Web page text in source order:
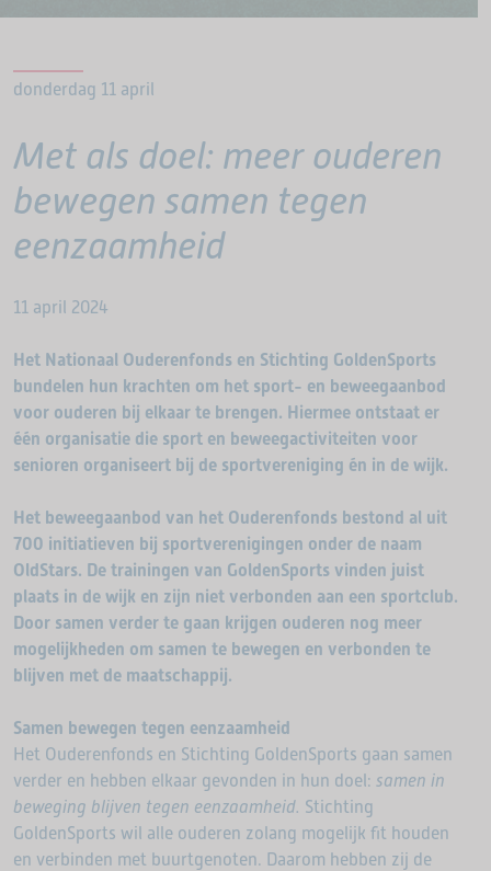
donderdag 11 april
Met als doel: meer ouderen
bewegen samen tegen
eenzaamheid
11 april 2024
Het Nationaal Ouderenfonds en Stichting GoldenSports
bundelen hun krachten om het sport- en beweegaanbod
voor ouderen bij elkaar te brengen. Hiermee ontstaat er
één organisatie die sport en beweegactiviteiten voor
senioren organiseert bij de sportvereniging én in de wijk.
Het beweegaanbod van het Ouderenfonds bestond al uit
700 initiatieven bij sportverenigingen onder de naam
OldStars. De trainingen van GoldenSports vinden juist
plaats in de wijk en zijn niet verbonden aan een sportclub.
Door samen verder te gaan krijgen ouderen nog meer
mogelijkheden om samen te bewegen en verbonden te
blijven met de maatschappij.
Samen bewegen tegen eenzaamheid
Het Ouderenfonds en Stichting GoldenSports gaan samen
verder en hebben elkaar gevonden in hun doel: samen in
beweging blijven tegen eenzaamheid. Stichting
GoldenSports wil alle ouderen zolang mogelijk fit houden
en verbinden met buurtgenoten. Daarom hebben zij de